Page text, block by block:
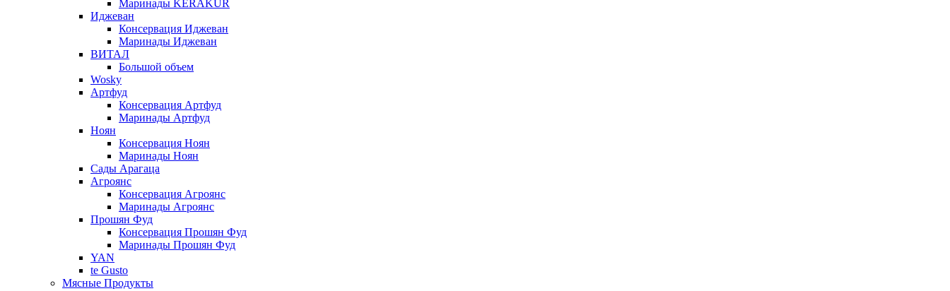
Маринады KERAKUR
Иджеван
Консервация Иджеван
Маринады Иджеван
ВИТАЛ
Большой объем
Wosky
Артфуд
Консервация Артфуд
Маринады Артфуд
Ноян
Консервация Ноян
Маринады Ноян
Сады Арагаца
Агроянс
Консервация Агроянс
Маринады Агроянс
Прошян Фуд
Консервация Прошян Фуд
Маринады Прошян Фуд
YAN
te Gusto
Мясные Продукты